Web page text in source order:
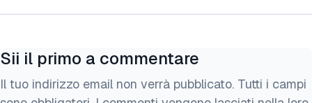
Sii il primo a commentare
Il tuo indirizzo email non verrà pubblicato. Tutti i campi